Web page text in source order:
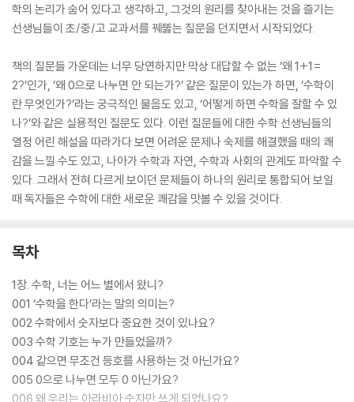
학의 논리가 숨어 있다고 생각하고, 그것의 원리를 찾아내는 것을 즐기는
선생님들이 초/중/고 교과서를 꿰뚫는 질문을 던지면서 시작되었다.
책의 질문들 가운데는 너무 당연하지만 막상 대답할 수 없는 ‘왜 1+1=
2?’인가, ‘왜 0으로 나누면 안 되는가?’ 같은 질문이 있는가 하면, ‘수학이
란 무엇인가?’라는 궁극적인 물음도 있고, ‘어떻게 하면 수학을 잘할 수 있
나?’와 같은 실용적인 질문도 있다. 이런 질문들에 대한 수학 선생님들의
열정 어린 해설을 따라가다 보면 어려운 문제나 숙제를 해결했을 때의 쾌
감을 느낄 수도 있고, 나아가 수학과 자연, 수학과 사회의 관계도 파악할 수
있다. 그래서 전혀 다르게 보이던 문제들이 하나의 원리로 통합되어 보일
때 독자들은 수학에 대한 새로운 쾌감을 맛볼 수 있을 것이다.
목차
1장. 수학, 너는 어느 별에서 왔니?
001 ‘수학을 한다’라는 말의 의미는?
002 수학에서 숫자보다 중요한 것이 있나요?
003 수학 기호는 누가 만들었을까?
004 같으면 무조건 등호를 사용하는 것 아닌가요?
005 0으로 나누면 모두 0 아닌가요?
006 왜 우리는 아라비아 숫자만 쓰게 되었나요?